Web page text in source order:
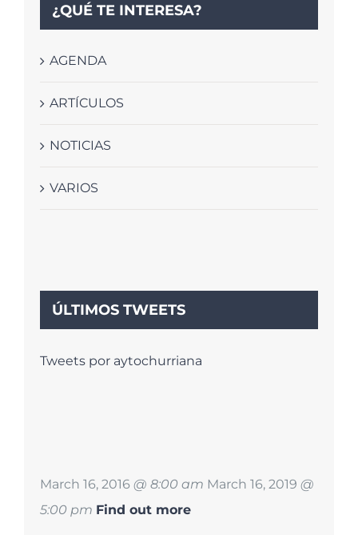
¿QUÉ TE INTERESA?
AGENDA
ARTÍCULOS
NOTICIAS
VARIOS
ÚLTIMOS TWEETS
Tweets por aytochurriana
March 16, 2016 @ 8:00 am March 16, 2019 @
5:00 pm Find out more